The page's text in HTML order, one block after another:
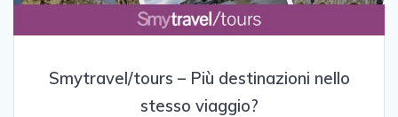
Smytravel/tours – Più destinazioni nello
stesso viaggio?